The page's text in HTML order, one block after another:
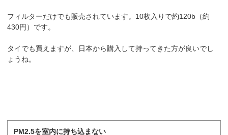
フィルターだけでも販売されています。10枚入りで約120b（約
430円）です。
タイでも買えますが、日本から購入して持ってきた方が良いでし
ょうね。
PM2.5を室内に持ち込まない